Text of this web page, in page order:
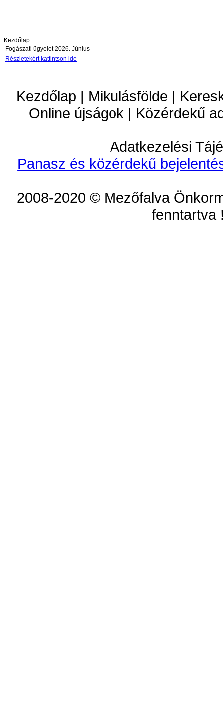
Kezdőlap
Fogászati ügyelet 2026. Június
Részletekért kattintson ide
Kezdőlap | Mikulásfölde |
Online újságok | Közérdekű
Adatkezelési
Panasz és közérdekű
2008-2020 © Mezőfalva
fenntartva